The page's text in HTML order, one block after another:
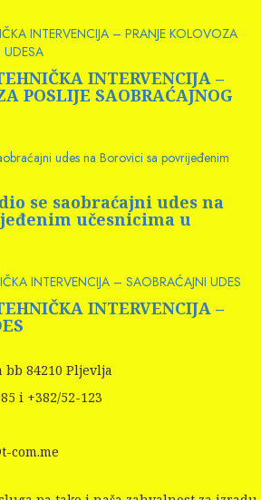
INTERVENCIJA – PRANJE KOLOVOZA
UDESA
INTERVENCIJA –
POSLIJE SAOBRAĆAJNOG
udes na Borovici sa povrijeđenim
se saobraćajni udes na
učesnicima u
INTERVENCIJA – SAOBRAĆAJNI UDES
INTERVENCIJA –
bb 84210 Pljevlja
i +382/52-123
com.me